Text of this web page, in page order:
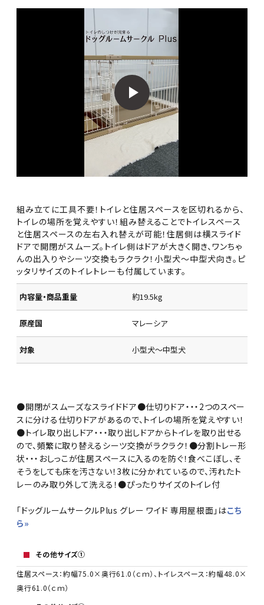
組み立てに工具不要！トイレと住居スペースを区切れるから、
トイレの場所を覚えやすい！組み替えることでトイレスペース
と住居スペースの左右入れ替えが可能！住居側は横スライド
ドアで開閉がスムーズ。トイレ側はドアが大きく開き、ワンちゃ
んの出入りやシーツ交換もラクラク！小型犬～中型犬向き。ピ
ッタリサイズのトイレトレーも付属しています。
内容量・商品重量 約19.5kg
原産国 マレーシア
対象 小型犬～中型犬
●開閉がスムーズなスライドドア●仕切りドア・・・2つのスペー
スに分ける仕切りドアがあるので、トイレの場所を覚えやすい！
●トイレ取り出しドア・・・取り出しドアからトイレを取り出せる
ので、頻繁に取り替えるシーツ交換がラクラク！●分割トレー形
状・・・おしっこが住居スペースに入るのを防ぐ！食べこぼし、そ
そうをしても床を汚さない！3枚に分かれているので、汚れたト
レーのみ取り外して洗える！●ぴったりサイズのトイレ付
「ドッグルームサークルPlus グレー ワイド 専用屋根面」はこち
ら»
その他サイズ①
住居スペース：約幅75.0×奥行61.0（ｃｍ）、トイレスペース：約幅48.0×
奥行61.0（ｃｍ）